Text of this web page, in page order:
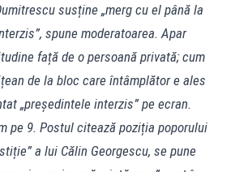
susține „merg cu el până la
spune moderatoarea. Apar
față de o persoană privată; cum
de la bloc care întâmplător e ales
„președintele interzis” pe ecran.
pe 9. Postul citează poziția poporului
a lui Călin Georgescu, se pune